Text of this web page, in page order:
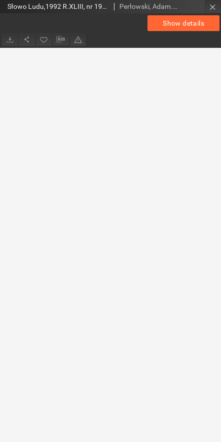
Show details
Słowo Ludu,1992 R.XLIII, nr 197 (wydanie radomskie) Perłowski, Adam. Red.